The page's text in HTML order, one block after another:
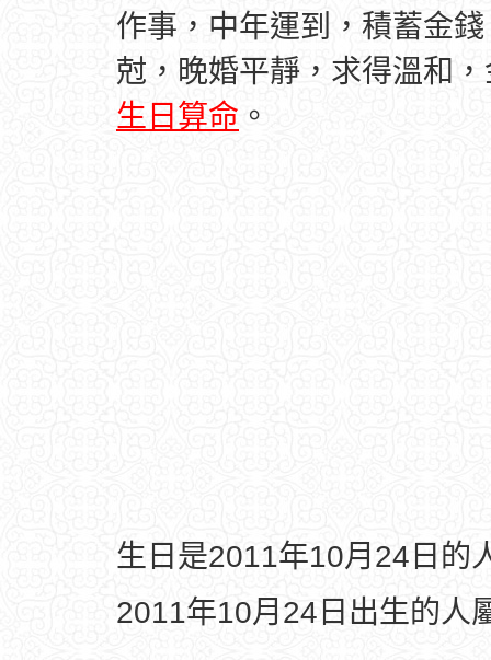
作事，中年運到，積蓄金
尅，晚婚平靜，求得溫和
生日算命 。
生日是2011年10月24日的
2011年10月24日出生的人